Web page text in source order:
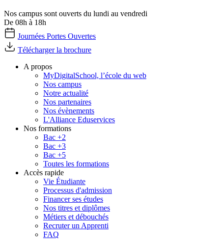
Nos campus sont ouverts du lundi au vendredi
De 08h à 18h
Journées Portes Ouvertes
Télécharger la brochure
A propos
MyDigitalSchool, l’école du web
Nos campus
Notre actualité
Nos partenaires
Nos évènements
L'Alliance Eduservices
Nos formations
Bac +2
Bac +3
Bac +5
Toutes les formations
Accès rapide
Vie Étudiante
Processus d'admission
Financer ses études
Nos titres et diplômes
Métiers et débouchés
Recruter un Apprenti
FAQ